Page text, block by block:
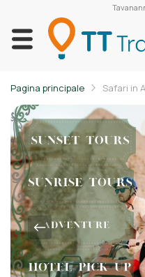
Pagina principale Safari in